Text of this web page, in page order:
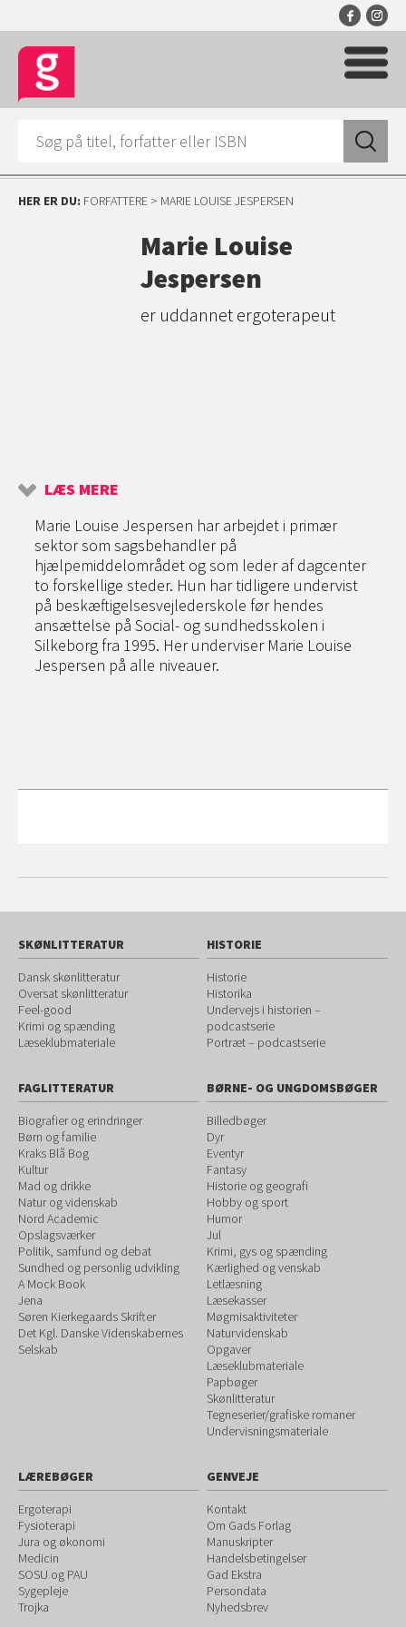
HER ER DU: FORFATTERE > MARIE LOUISE JESPERSEN
Marie Louise
Jespersen
er uddannet ergoterapeut
LÆS MERE
Marie Louise Jespersen har arbejdet i primær
sektor som sagsbehandler på
hjælpemiddelområdet og som leder af dagcenter
to forskellige steder. Hun har tidligere undervist
på beskæftigelsesvejlederskole før hendes
ansættelse på Social- og sundhedsskolen i
Silkeborg fra 1995. Her underviser Marie Louise
Jespersen på alle niveauer.
SKØNLITTERATUR
Dansk skønlitteratur
Oversat skønlitteratur
Feel-good
Krimi og spænding
Læseklubmateriale
HISTORIE
Historie
Historika
Undervejs i historien –
podcastserie
Portræt – podcastserie
FAGLITTERATUR
Biografier og erindringer
Børn og familie
Kraks Blå Bog
Kultur
Mad og drikke
Natur og videnskab
Nord Academic
Opslagsværker
Politik, samfund og debat
Sundhed og personlig udvikling
A Mock Book
Jena
Søren Kierkegaards Skrifter
Det Kgl. Danske Videnskabernes
Selskab
BØRNE- OG UNGDOMSBØGER
Billedbøger
Dyr
Eventyr
Fantasy
Historie og geografi
Hobby og sport
Humor
Jul
Krimi, gys og spænding
Kærlighed og venskab
Letlæsning
Læsekasser
Møgmisaktiviteter
Naturvidenskab
Opgaver
Læseklubmateriale
Papbøger
Skønlitteratur
Tegneserier/grafiske romaner
Undervisningsmateriale
LÆREBØGER
Ergoterapi
Fysioterapi
Jura og økonomi
Medicin
SOSU og PAU
Sygepleje
Trojka
GENVEJE
Kontakt
Om Gads Forlag
Manuskripter
Handelsbetingelser
Gad Ekstra
Persondata
Nyhedsbrev